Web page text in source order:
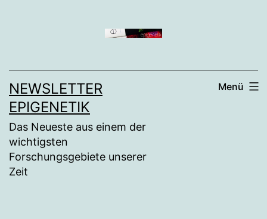
NEWSLETTER
EPIGENETIK
Das Neueste aus einem der
wichtigsten
Forschungsgebiete unserer
Zeit
Menü